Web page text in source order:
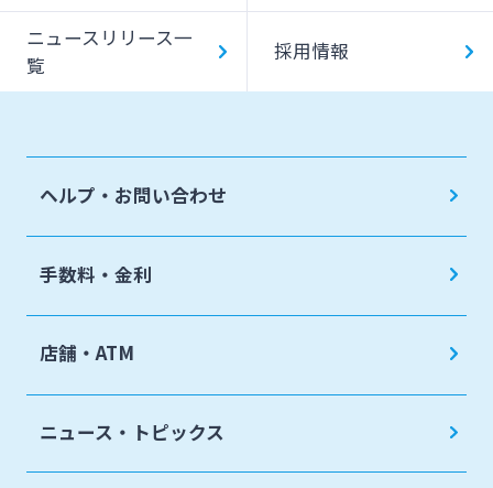
ニュースリリース一
覧
採用情報
ヘルプ・お問い合わせ
手数料・金利
店舗・ATM
ニュース・トピックス